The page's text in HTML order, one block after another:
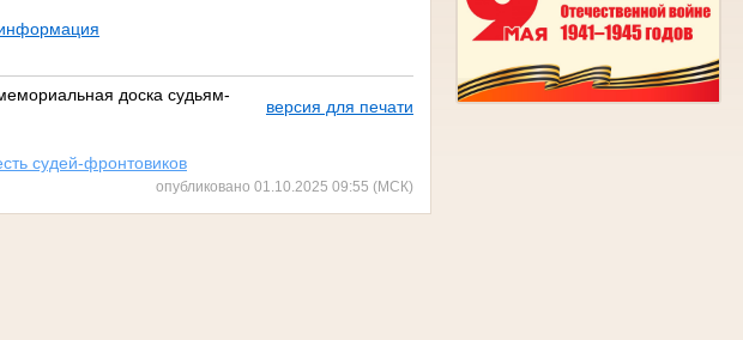
доска судьям-
версия для печати
судей-фронтовиков
опубликовано 01.10.2025 09:55 (МСК)